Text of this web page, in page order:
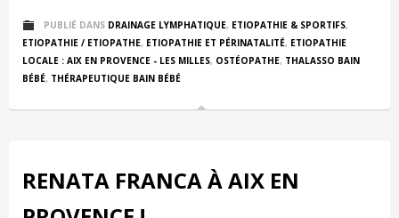
PUBLIÉ DANS DRAINAGE LYMPHATIQUE, ETIOPATHIE & SPORTIFS,
ETIOPATHIE / ETIOPATHE, ETIOPATHIE ET PÉRINATALITÉ, ETIOPATHIE
LOCALE : AIX EN PROVENCE - LES MILLES, OSTÉOPATHE, THALASSO BAIN
BÉBÉ, THÉRAPEUTIQUE BAIN BÉBÉ
RENATA FRANCA À AIX EN